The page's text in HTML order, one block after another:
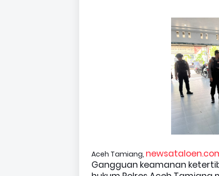
Aceh Tamiang,
Gangguan keamanan